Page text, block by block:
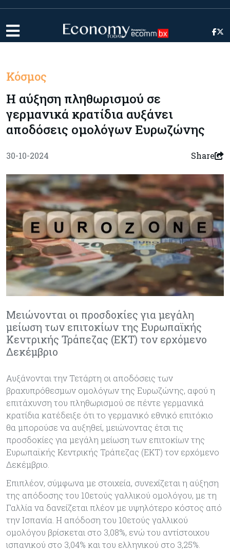
Κόσμος
Η αύξηση πληθωρισμού σε
γερμανικά κρατίδια αυξάνει
αποδόσεις ομολόγων Ευρωζώνης
30-10-2024 Share
Μειώνονται οι προσδοκίες για μεγάλη
μείωση των επιτοκίων της Ευρωπαϊκής
Κεντρικής Τράπεζας (ΕΚΤ) τον ερχόμενο
Δεκέμβριο
Αυξάνονται την Τετάρτη οι αποδόσεις των
βραχυπρόθεσμων ομολόγων της Ευρωζώνης, αφού η
επιτάχυνση του πληθωρισμού σε πέντε γερμανικά
κρατίδια κατέδειξε ότι το γερμανικό εθνικό επιτόκιο
θα μπορούσε να αυξηθεί, μειώνοντας έτσι τις
προσδοκίες για μεγάλη μείωση των επιτοκίων της
Ευρωπαϊκής Κεντρικής Τράπεζας (ΕΚΤ) τον ερχόμενο
Δεκέμβριο.
Επιπλέον, σύμφωνα με στοιχεία, συνεχίζεται η αύξηση
της απόδοσης του 10ετούς γαλλικού ομολόγου, με τη
Γαλλία να δανείζεται πλέον με υψηλότερο κόστος από
την Ισπανία. Η απόδοση του 10ετούς γαλλικού
ομολόγου βρίσκεται στο 3,08%, ενώ του αντίστοιχου
ισπανικού στο 3,04% και του ελληνικού στο 3,25%.